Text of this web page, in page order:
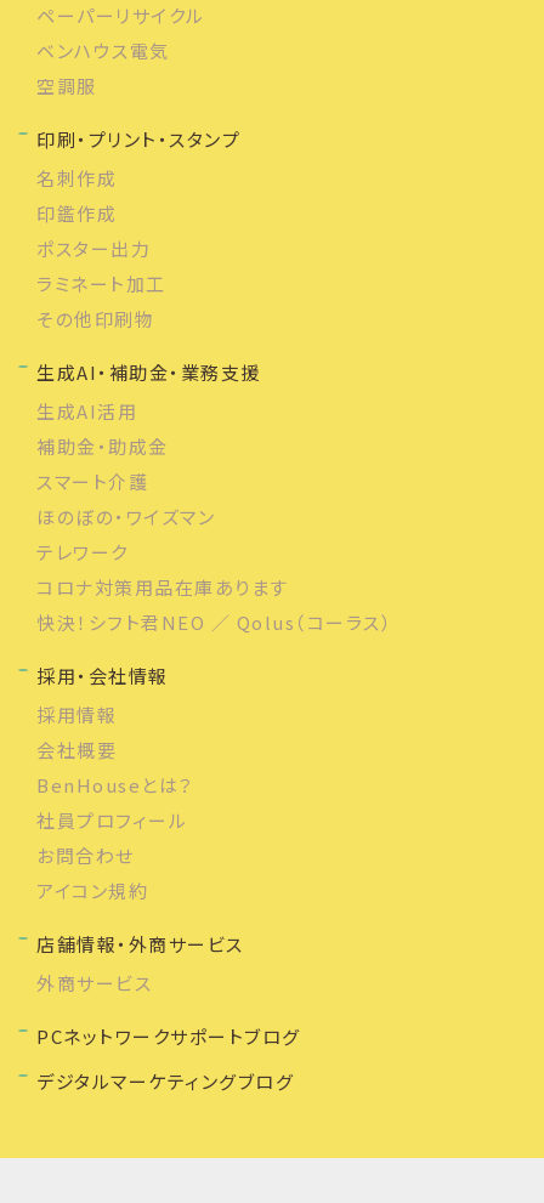
ペーパーリサイクル
ベンハウス電気
空調服
印刷・プリント・スタンプ
名刺作成
印鑑作成
ポスター出力
ラミネート加工
その他印刷物
生成AI・補助金・業務支援
生成AI活用
補助金・助成金
スマート介護
ほのぼの・ワイズマン
テレワーク
コロナ対策用品在庫あります
快決！シフト君NEO ／ Qolus（コーラス）
採用・会社情報
採用情報
会社概要
BenHouseとは？
社員プロフィール
お問合わせ
アイコン規約
店舗情報・外商サービス
外商サービス
PCネットワークサポートブログ
デジタルマーケティングブログ